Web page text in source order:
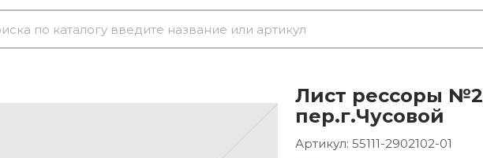
Лист рессоры №2
пер.г.Чусовой
Артикул: 55111-2902102-01